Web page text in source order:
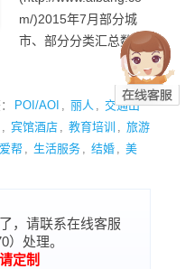
m/)2015年7月部分城
市、部分分类汇总数
POI/AOI , 丽人 , 交通出
, 宾馆酒店 , 教育培训 , 旅游
爱帮 , 生活服务 , 结婚 , 美
，请联系在线客服
）处理。
定制